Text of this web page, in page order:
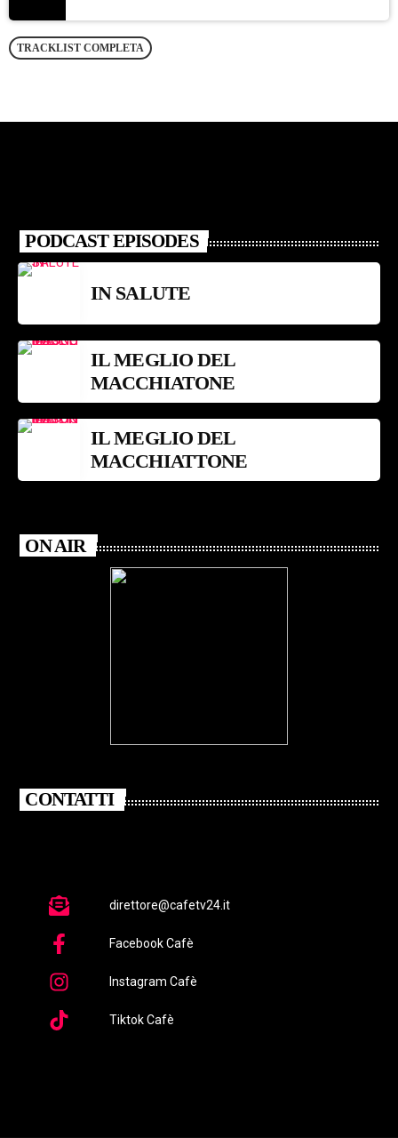
TRACKLIST COMPLETA
PODCAST EPISODES
IN SALUTE
IL MEGLIO DEL
MACCHIATONE
IL MEGLIO DEL
MACCHIATTONE
ON AIR
CONTATTI
direttore@cafetv24.it
Facebook Cafè
Instagram Cafè
Tiktok Cafè